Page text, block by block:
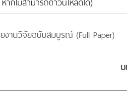
งานวิจัยฉบับสมบูรณ์ (Full Paper)